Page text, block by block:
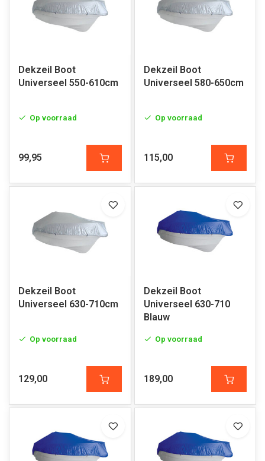
Dekzeil Boot
Universeel 550-610cm
Op voorraad
99,95
Dekzeil Boot
Universeel 580-650cm
Op voorraad
115,00
Dekzeil Boot
Universeel 630-710cm
Op voorraad
129,00
Dekzeil Boot
Universeel 630-710
Blauw
Op voorraad
189,00